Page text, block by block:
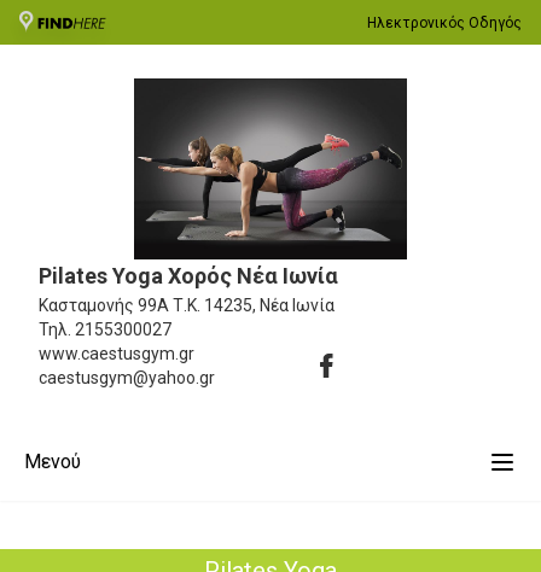
Ηλεκτρονικός Οδηγός
Pilates Yoga Χορός Νέα Ιωνία
Κασταμονής 99Α Τ.Κ. 14235, Νέα Ιωνία
Τηλ. 2155300027
www.caestusgym.gr
caestusgym@yahoo.gr
Μενού